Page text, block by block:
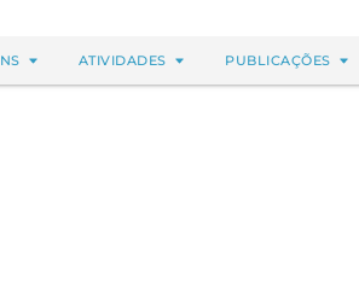
ATIVIDADES PUBLICAÇÕES